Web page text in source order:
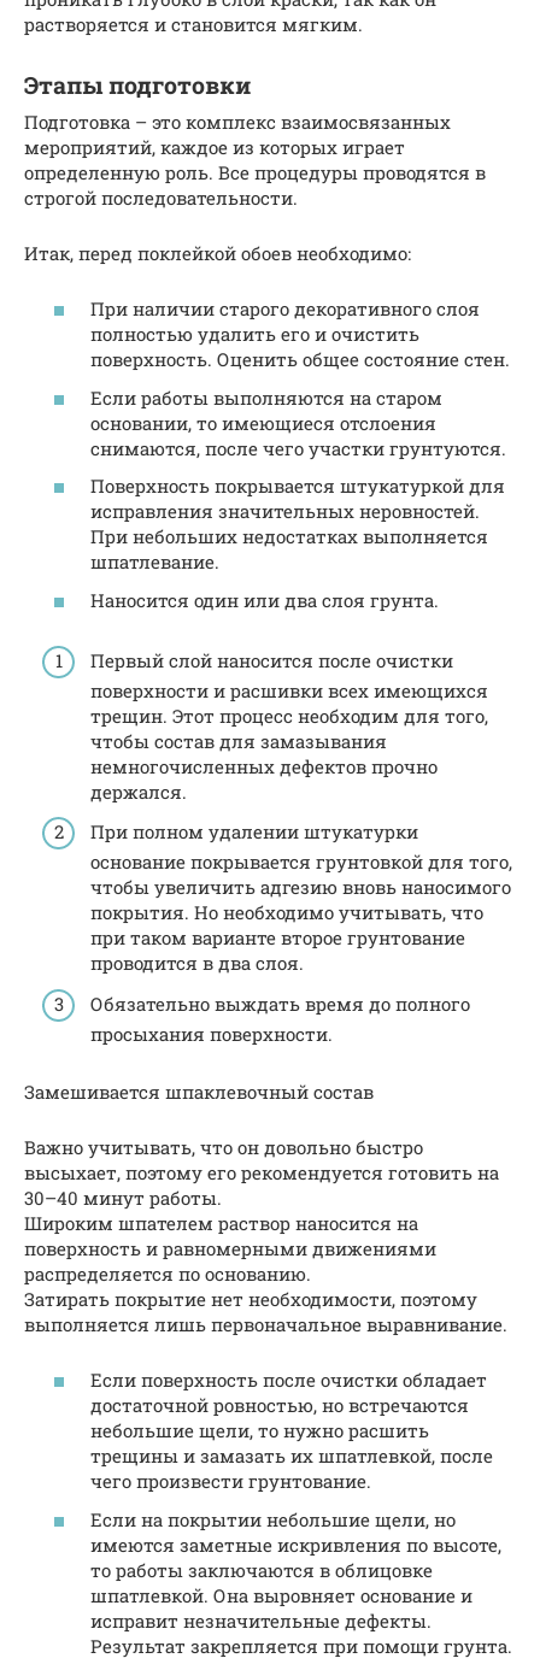
растворяется и становится мягким.
Этапы подготовки
Подготовка – это комплекс взаимосвязанных
мероприятий, каждое из которых играет
определенную роль. Все процедуры проводятся в
строгой последовательности.
Итак, перед поклейкой обоев необходимо:
При наличии старого декоративного слоя
полностью удалить его и очистить
поверхность. Оценить общее состояние стен.
Если работы выполняются на старом
основании, то имеющиеся отслоения
снимаются, после чего участки грунтуются.
Поверхность покрывается штукатуркой для
исправления значительных неровностей.
При небольших недостатках выполняется
шпатлевание.
Наносится один или два слоя грунта.
Первый слой наносится после очистки
поверхности и расшивки всех имеющихся
трещин. Этот процесс необходим для того,
чтобы состав для замазывания
немногочисленных дефектов прочно
держался.
При полном удалении штукатурки
основание покрывается грунтовкой для того,
чтобы увеличить адгезию вновь наносимого
покрытия. Но необходимо учитывать, что
при таком варианте второе грунтование
проводится в два слоя.
Обязательно выждать время до полного
просыхания поверхности.
Замешивается шпаклевочный состав
Важно учитывать, что он довольно быстро
высыхает, поэтому его рекомендуется готовить на
30–40 минут работы.
Широким шпателем раствор наносится на
поверхность и равномерными движениями
распределяется по основанию.
Затирать покрытие нет необходимости, поэтому
выполняется лишь первоначальное выравнивание.
Если поверхность после очистки обладает
достаточной ровностью, но встречаются
небольшие щели, то нужно расшить
трещины и замазать их шпатлевкой, после
чего произвести грунтование.
Если на покрытии небольшие щели, но
имеются заметные искривления по высоте,
то работы заключаются в облицовке
шпатлевкой. Она выровняет основание и
исправит незначительные дефекты.
Результат закрепляется при помощи грунта.